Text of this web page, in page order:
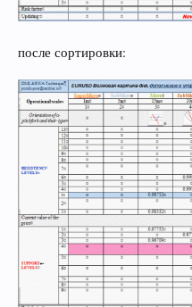
после сортировки: